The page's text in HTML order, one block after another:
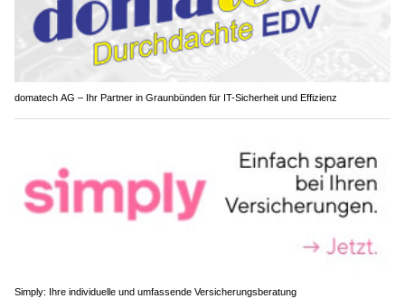
domatech AG – Ihr Partner in Graunbünden für IT-Sicherheit und Effizienz
Simply: Ihre individuelle und umfassende Versicherungsberatung